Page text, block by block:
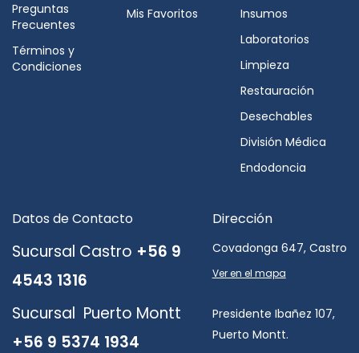
Preguntas
Frecuentes
Términos y
Condiciones
Mis Favoritos
Insumos
Laboratorios
Limpieza
Restauración
Desechables
División Médica
Endodoncia
Datos de Contacto
Sucursal Castro +56 9
4543 1316
Sucursal Puerto Montt
+56 9 5374 1934
Dirección
Covadonga 647, Castro
Ver en el mapa
Presidente Ibañez 107,
Puerto Montt.